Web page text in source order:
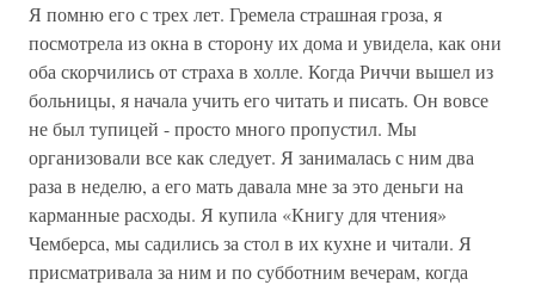
Я помню его с трех лет. Гремела страшная гроза, я
посмотрела из окна в сторону их дома и увидела, как они
оба скорчились от страха в холле. Когда Риччи вышел из
больницы, я начала учить его читать и писать. Он вовсе
не был тупицей - просто много пропустил. Мы
организовали все как следует. Я занималась с ним два
раза в неделю, а его мать давала мне за это деньги на
карманные расходы. Я купила «Книгу для чтения»
Чемберса, мы садились за стол в их кухне и читали. Я
присматривала за ним и по субботним вечерам, когда